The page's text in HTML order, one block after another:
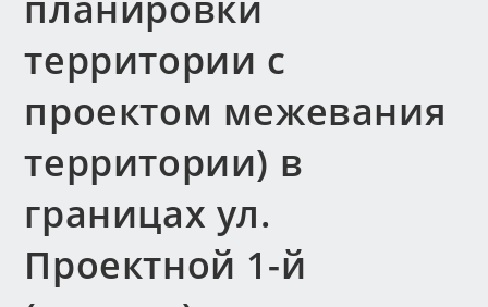
территории с
проектом межевания
территории) в
границах ул.
Проектной 1-й